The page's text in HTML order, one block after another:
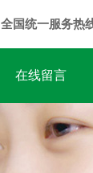
全国统一服务热
在线留言